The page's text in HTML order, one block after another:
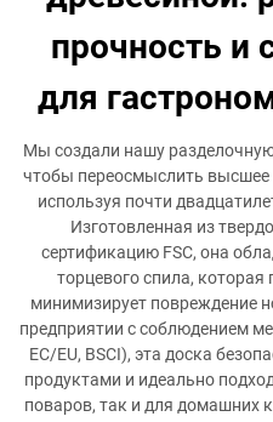
прочность и
для
Мы создали нашу
чтобы переосмыслить высшее
используя почти
Изготовленная из
сертификацию FSC, она
торцевого спила,
минимизирует повреждение
предприятии с соблюдением
EC/EU, BSCI), эта доска
продуктами и идеально
поваров, так и для домашних